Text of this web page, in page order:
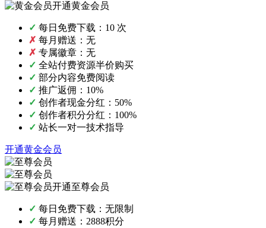
开通黄金会员
✓ 每日免费下载：10 次
✗ 每月赠送：无
✗ 专属徽章：无
✓ 全站付费资源半价购买
✓ 部分内容免费阅读
✓ 推广返佣：10%
✓ 创作者现金分红：50%
✓ 创作者积分分红：100%
✓ 站长一对一技术指导
开通黄金会员
开通至尊会员
✓ 每日免费下载：无限制
✓ 每月赠送：2888积分